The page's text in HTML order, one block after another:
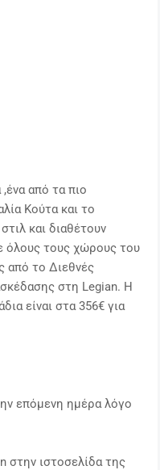
από τα πιο
Κούτα και το
και διαθέτουν
όλους τους χώρους του
από το Διεθνές
στη Legian. Η
είναι στα 356€ για
επόμενη ημέρα λόγο
στην ιστοσελίδα της